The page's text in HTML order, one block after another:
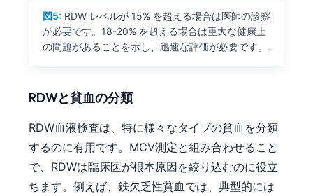
図5: RDW レベルが 15% を超える場合は医師の診察
が必要です。18-20% を超える場合は重大な健康上
の問題があることを示し、迅速な評価が必要です。.
RDWと貧血の分類
RDW血液検査は、特に様々なタイプの貧血を分類
するのに有用です。MCV測定と組み合わせること
で、RDWは臨床医が根本原因を絞り込むのに役立
ちます。例えば、鉄欠乏性貧血では、典型的には